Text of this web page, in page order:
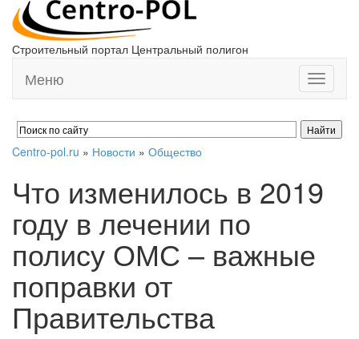
Строительный портал Центральный полигон
Toggle
Меню
Centro-pol.ru » Новости » Общество
Что изменилось в 2019
году в лечении по
полису ОМС – важные
поправки от
Правительства